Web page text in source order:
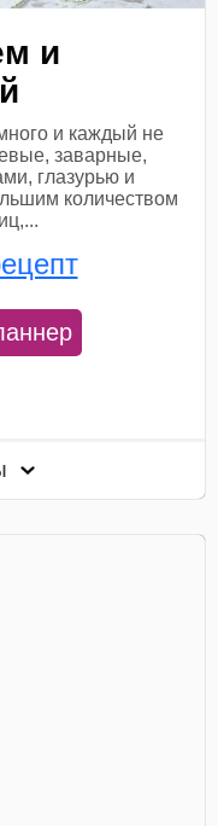
и
и каждый не
заварные,
глазурью и
количеством